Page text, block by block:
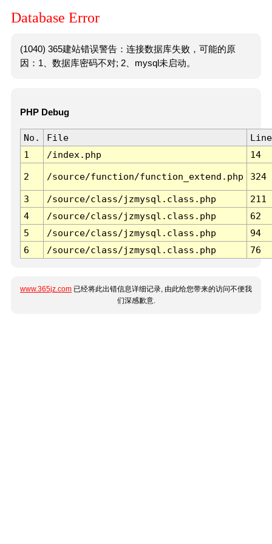
Database Error
(1040) 365建站错误警告：连接数据库失败，可能的原
因：1、数据库密码不对; 2、mysql未启动。
PHP Debug
No. File
Line
1
/index.php 14
2 /source/function/function_extend.php 324
3 /source/class/jzmysql.class.php
211
4
/source/class/jzmysql.class.php
62
5
/source/class/jzmysql.class.php
94
6
/source/class/jzmysql.class.php 76
www.365jz.com 已经将此出错信息详细记录, 由此给您带来的访问不便我
们深感歉意.